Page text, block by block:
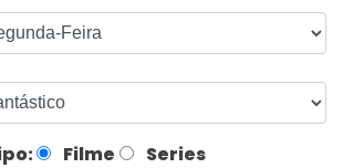
Filme Series